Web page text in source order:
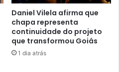
Daniel Vilela afirma que
chapa representa
continuidade do projeto
que transformou Goiás
1 dia atrás